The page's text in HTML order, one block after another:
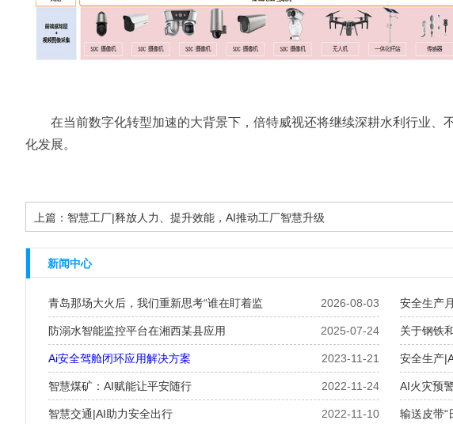
在当前数字化转型加速的大背景下，倍特威视还将继续深耕水利行业、
化发展。
上篇： 智慧工厂|释放人力、提升效能，AI推动工厂智慧升级
新闻中心
2026-08-03
青岛那场大火后，我们重新思考“谁在盯着监 安全生产
2025-07-24
防溺水智能监控平台在湘西某县应用 关于钢铁
2023-11-21
Ai安全驾舱闭环应用解决方案 安全生产
2022-11-24
智慧煤矿：AI赋能让平安随行 AI火灾预
2022-11-10
智慧交通|AI助力安全出行 输送皮带“